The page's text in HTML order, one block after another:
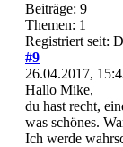
Beiträge: 9
Themen: 1
Registriert seit:
#9
26.04.2017,
Hallo Mike,
du hast recht,
was schönes.
Ich werde